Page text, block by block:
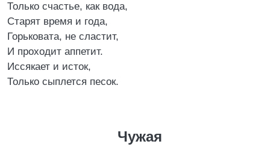
Только счастье, как вода,
Старят время и года,
Горьковата, не сластит,
И проходит аппетит.
Иссякает и исток,
Только сыплется песок.
Чужая